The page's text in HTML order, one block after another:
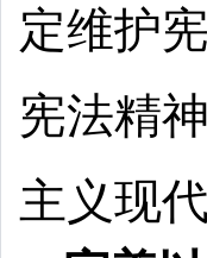
定维护
宪法精
主义现